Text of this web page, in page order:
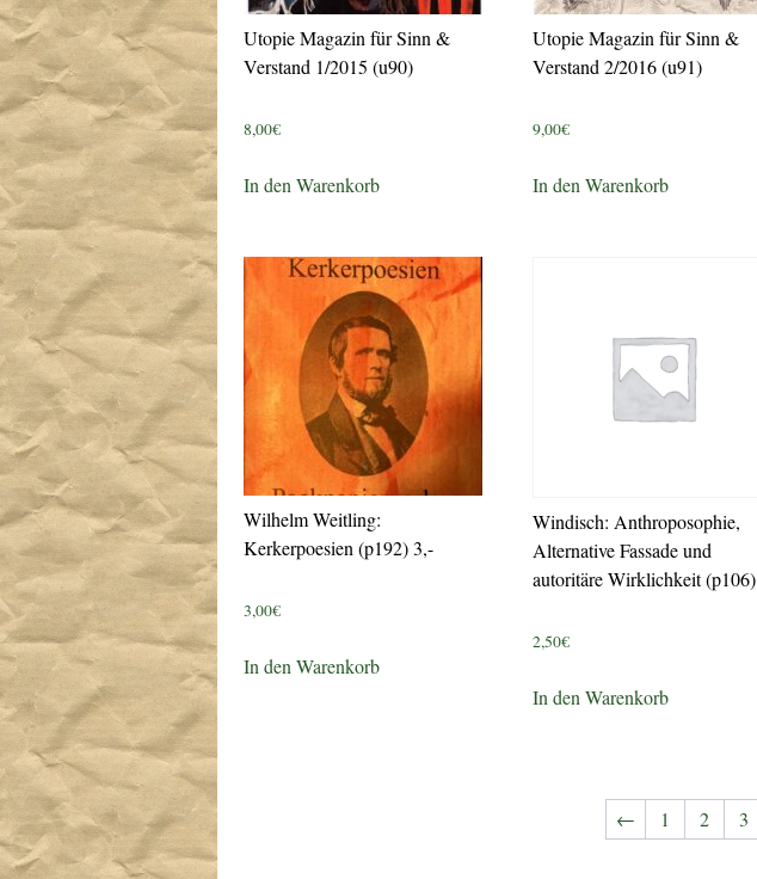
Utopie Magazin für Sinn &
Verstand 1/2015 (u90)
8,00€
In den Warenkorb
Utopie Magazin für Sinn &
Verstand 2/2016 (u91)
9,00€
In den Warenkorb
Wilhelm Weitling:
Kerkerpoesien (p192) 3,-
3,00€
In den Warenkorb
Windisch: Anthroposophie,
Alternative Fassade und
autoritäre Wirklichkeit (p106)
2,50€
In den Warenkorb
← 1 2 3